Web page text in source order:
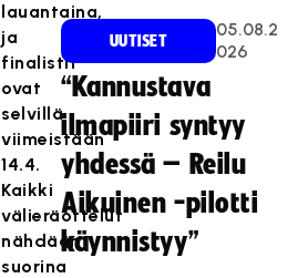
lauantaina,
ja
finalistit
ovat
selvillä
viimeistään
14.4.
Kaikki
välieräottelut
nähdään
suorina
UUTISET
05.08.2
026
“Kannustava
ilmapiiri syntyy
yhdessä – Reilu
Aikuinen -pilotti
käynnistyy”